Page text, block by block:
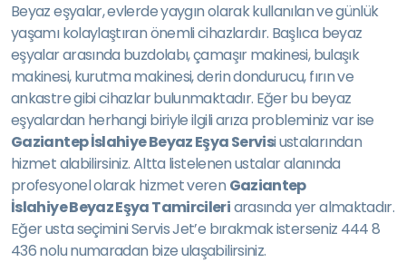
Beyaz eşyalar, evlerde yaygın olarak kullanılan ve günlük
yaşamı kolaylaştıran önemli cihazlardır. Başlıca beyaz
eşyalar arasında buzdolabı, çamaşır makinesi, bulaşık
makinesi, kurutma makinesi, derin dondurucu, fırın ve
ankastre gibi cihazlar bulunmaktadır. Eğer bu beyaz
eşyalardan herhangi biriyle ilgili arıza probleminiz var ise
Gaziantep İslahiye Beyaz Eşya Servisi ustalarından
hizmet alabilirsiniz. Altta listelenen ustalar alanında
profesyonel olarak hizmet veren Gaziantep
İslahiye Beyaz Eşya Tamircileriarasında yer almaktadır.
Eğer usta seçimini Servis Jet’e bırakmak isterseniz 444 8
436 nolu numaradan bize ulaşabilirsiniz.